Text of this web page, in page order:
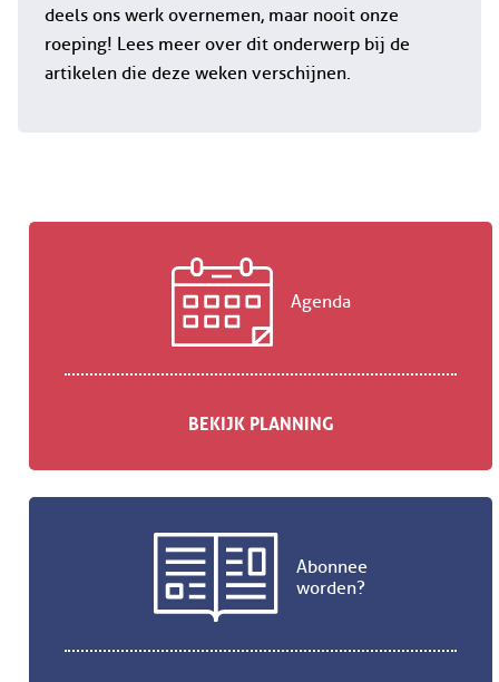
deels ons werk overnemen, maar nooit onze
roeping! Lees meer over dit onderwerp bij de
artikelen die deze weken verschijnen.
Agenda
BEKIJK PLANNING
Abonnee
worden?